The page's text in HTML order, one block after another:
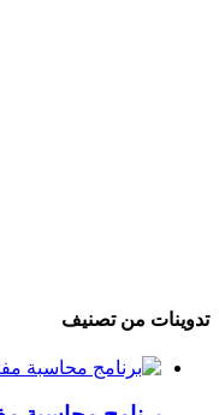
تدوينات من تصنيف